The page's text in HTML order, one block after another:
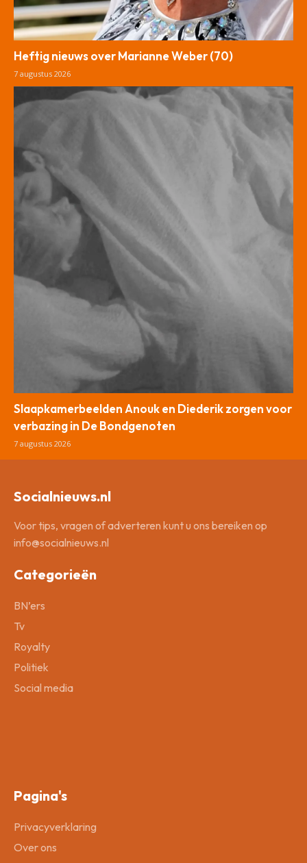
Heftig nieuws over Marianne Weber (70)
7 augustus 2026
Slaapkamerbeelden Anouk en Diederik zorgen voor
verbazing in De Bondgenoten
7 augustus 2026
Socialnieuws.nl
Voor tips, vragen of adverteren kunt u ons bereiken op
info@socialnieuws.nl
Categorieën
BN’ers
Tv
Royalty
Politiek
Social media
Pagina's
Privacyverklaring
Over ons